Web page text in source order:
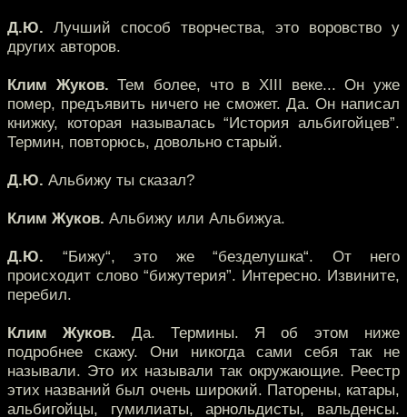
Д.Ю. Лучший способ творчества, это воровство у
других авторов.
Клим Жуков. Тем более, что в XIII веке... Он уже
помер, предъявить ничего не сможет. Да. Он написал
книжку, которая называлась “История альбигойцев”.
Термин, повторюсь, довольно старый.
Д.Ю. Альбижу ты сказал?
Клим Жуков. Альбижу или Альбижуа.
Д.Ю. “Бижу“, это же “безделушка“. От него
происходит слово “бижутерия”. Интересно. Извините,
перебил.
Клим Жуков. Да. Термины. Я об этом ниже
подробнее скажу. Они никогда сами себя так не
называли. Это их называли так окружающие. Реестр
этих названий был очень широкий. Паторены, катары,
альбигойцы, гумилиаты, арнольдисты, вальденсы.